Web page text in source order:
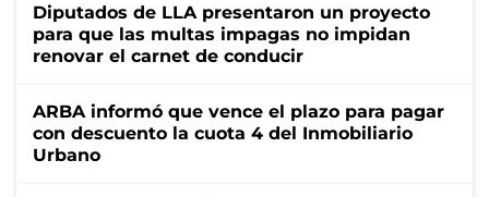
Diputados de LLA presentaron un proyecto
para que las multas impagas no impidan
renovar el carnet de conducir
ARBA informó que vence el plazo para pagar
con descuento la cuota 4 del Inmobiliario
Urbano